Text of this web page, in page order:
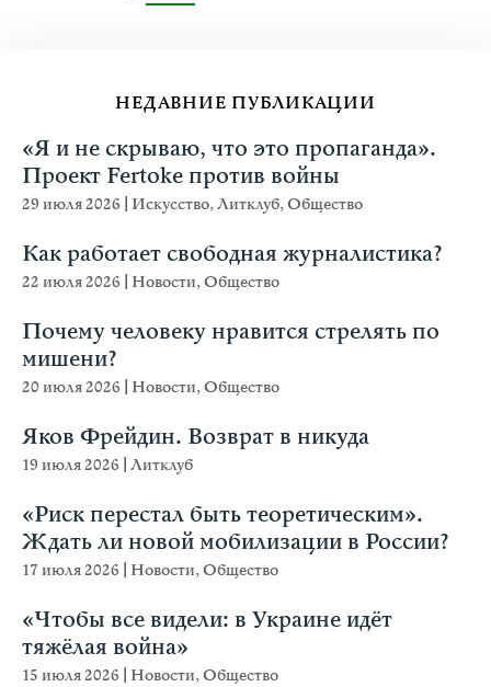
НЕДАВНИЕ ПУБЛИКАЦИИ
«Я и не скрываю, что это пропаганда».
Проект Fertoke против войны
29 июля 2026 Искусство,Литклуб,Общество
Как работает свободная журналистика?
22 июля 2026 Новости,Общество
Почему человеку нравится стрелять по
мишени?
20 июля 2026 Новости,Общество
Яков Фрейдин. Возврат в никуда
19 июля 2026 Литклуб
«Риск перестал быть теоретическим».
Ждать ли новой мобилизации в России?
17 июля 2026 Новости,Общество
«Чтобы все видели: в Украине идёт
тяжёлая война»
15 июля 2026 Новости,Общество